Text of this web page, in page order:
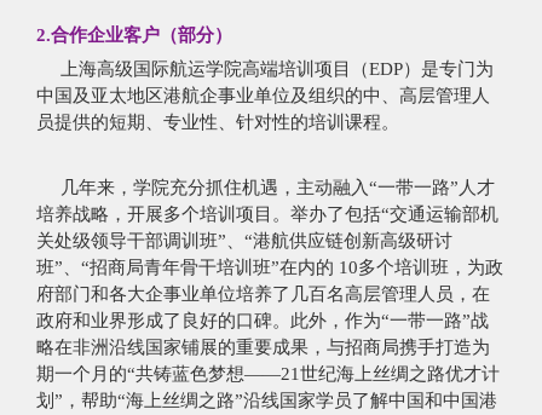
2.合作企业客户（部分）
上海高级国际航运学院高端培训项目（EDP）是专门为
中国及亚太地区港航企事业单位及组织的中、高层管理人
员提供的短期、专业性、针对性的培训课程。
几年来，学院充分抓住机遇，主动融入“一带一路”人才
培养战略，开展多个培训项目。举办了包括“交通运输部机
关处级领导干部调训班”、“港航供应链创新高级研讨
班”、“招商局青年骨干培训班”在内的 10多个培训班，为政
府部门和各大企事业单位培养了几百名高层管理人员，在
政府和业界形成了良好的口碑。此外，作为“一带一路”战
略在非洲沿线国家铺展的重要成果，与招商局携手打造为
期一个月的“共铸蓝色梦想——21世纪海上丝绸之路优才计
划”，帮助“海上丝绸之路”沿线国家学员了解中国和中国港